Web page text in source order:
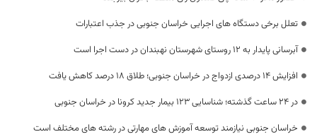
تعلل برخی دستگاه های اجرایی خراسان جنوبی در جذب اعتبارات
آبرسانی پایدار به ۱۲ روستای شهرستان نهبندان در دست اجرا است
افزایش ۱۴ درصدی ازدواج در خراسان جنوبی؛ طلاق ۱۸ درصد کاهش یافت
در 24 ساعت گذشته؛ شناسایی 123 بیمار جدید کرونا در خراسان جنوبی
خراسان جنوبی نیازمند توسعه آموزش های مهارتی در رشته های مختلف است